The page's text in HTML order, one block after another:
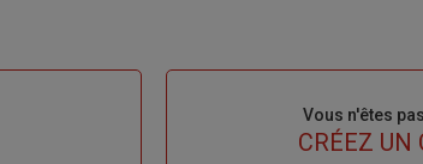
Vous n'êtes
TITRECRÉEZ UN